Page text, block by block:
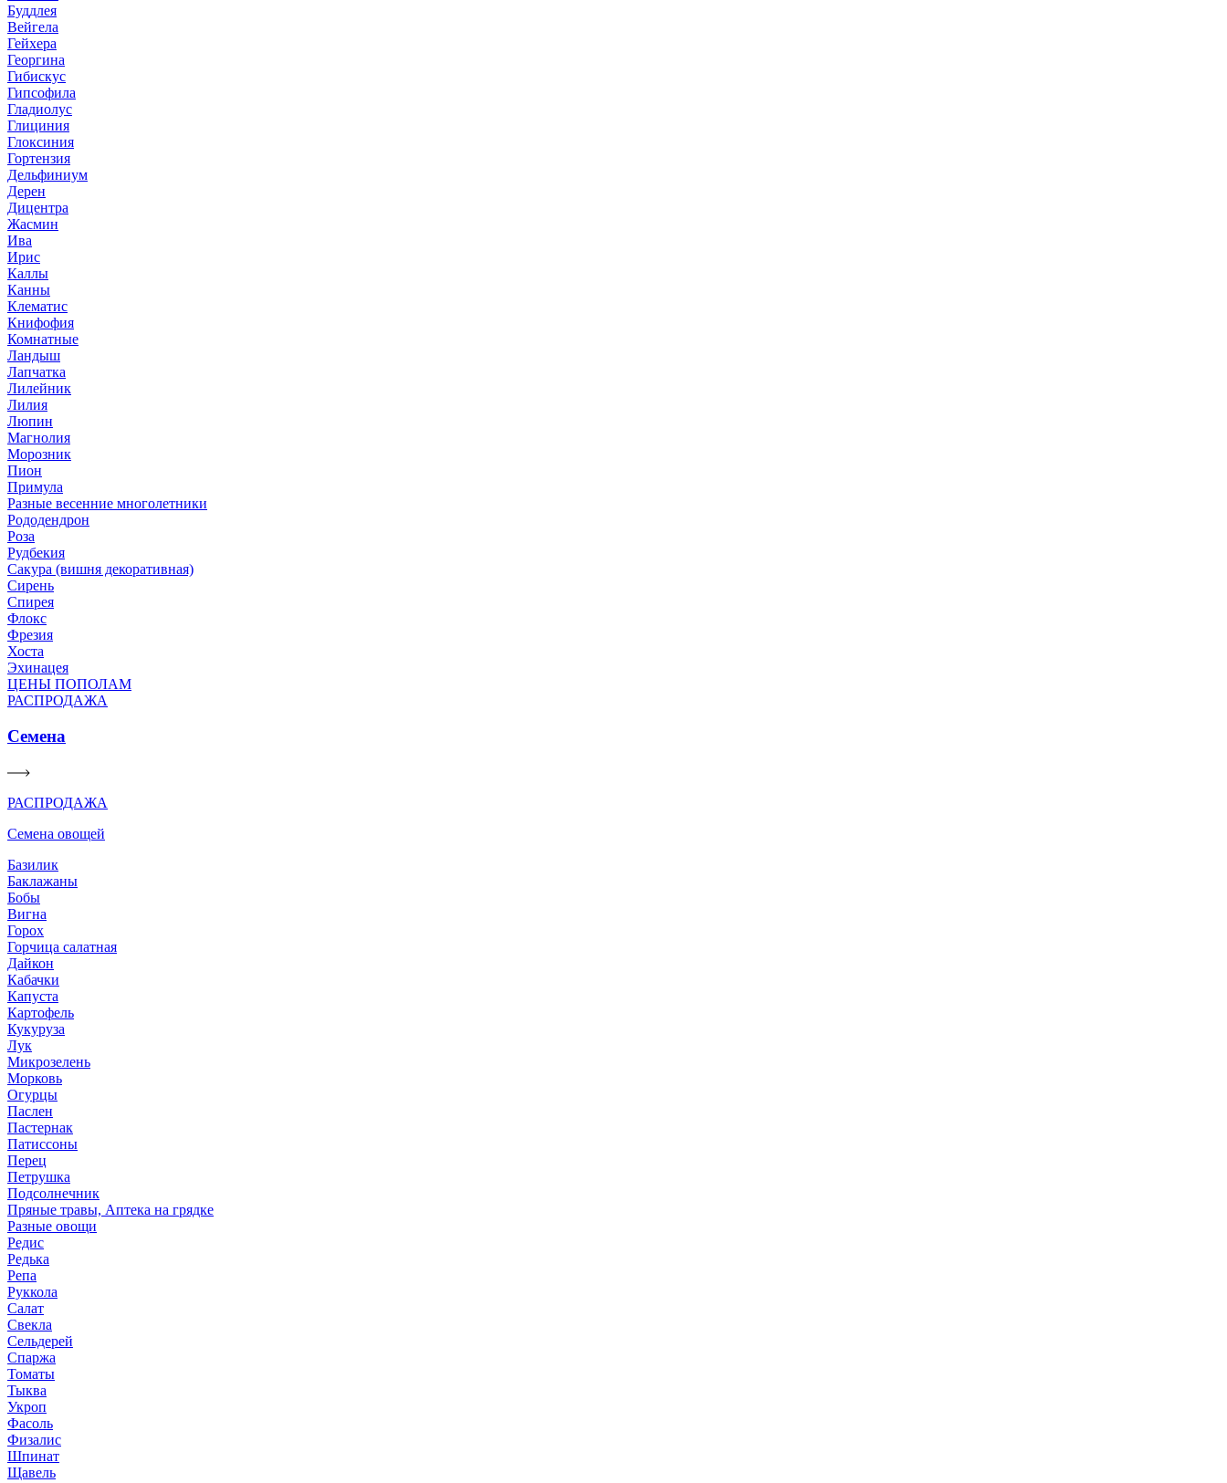
Буддлея
Вейгела
Гейхера
Георгина
Гибискус
Гипсофила
Гладиолус
Глициния
Глоксиния
Гортензия
Дельфиниум
Дерен
Дицентра
Жасмин
Ива
Ирис
Каллы
Канны
Клематис
Книфофия
Комнатные
Ландыш
Лапчатка
Лилейник
Лилия
Люпин
Магнолия
Морозник
Пион
Примула
Разные весенние многолетники
Рододендрон
Роза
Рудбекия
Сакура (вишня декоративная)
Сирень
Спирея
Флокс
Фрезия
Хоста
Эхинацея
ЦЕНЫ ПОПОЛАМ
РАСПРОДАЖА
Семена
РАСПРОДАЖА
Семена овощей
Базилик
Баклажаны
Бобы
Вигна
Горох
Горчица салатная
Дайкон
Кабачки
Капуста
Картофель
Кукуруза
Лук
Микрозелень
Морковь
Огурцы
Паслен
Пастернак
Патиссоны
Перец
Петрушка
Подсолнечник
Пряные травы, Аптека на грядке
Разные овощи
Редис
Редька
Репа
Руккола
Салат
Свекла
Сельдерей
Спаржа
Томаты
Тыква
Укроп
Фасоль
Физалис
Шпинат
Щавель